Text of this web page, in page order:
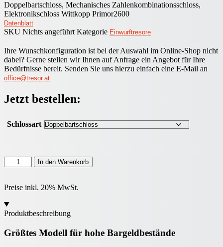
Doppelbartschloss, Mechanisches Zahlenkombinationsschloss,
Elektronikschloss Wittkopp Primor2600
Datenblatt
SKU Nichts angeführt Kategorie Einwurftresore
Ihre Wunschkonfiguration ist bei der Auswahl im Online-Shop nicht
dabei? Gerne stellen wir Ihnen auf Anfrage ein Angebot für Ihre
Bedürfnisse bereit. Senden Sie uns hierzu einfach eine E-Mail an
office@tresor.at
Jetzt bestellen:
Schlossart
Wertheim
Deposittresor
Menge
In den Warenkorb
Preise inkl. 20% MwSt.
Produktbeschreibung
Größtes Modell für hohe Bargeldbestände